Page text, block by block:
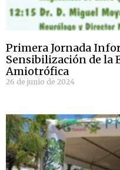
Primera Jornada
Sensibilización de la
Amiotrófica
26 de junio de 2024